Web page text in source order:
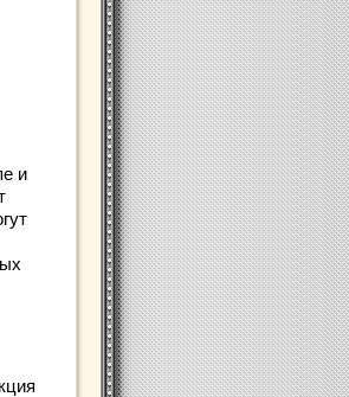
и